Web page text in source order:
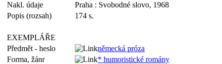
Nakl. údaje
Praha : Svobodné slovo, 1968
Popis (rozsah)
174 s.
EXEMPLÁŘE
Předmět - heslo
německá próza
Forma, žánr
* humoristické romány